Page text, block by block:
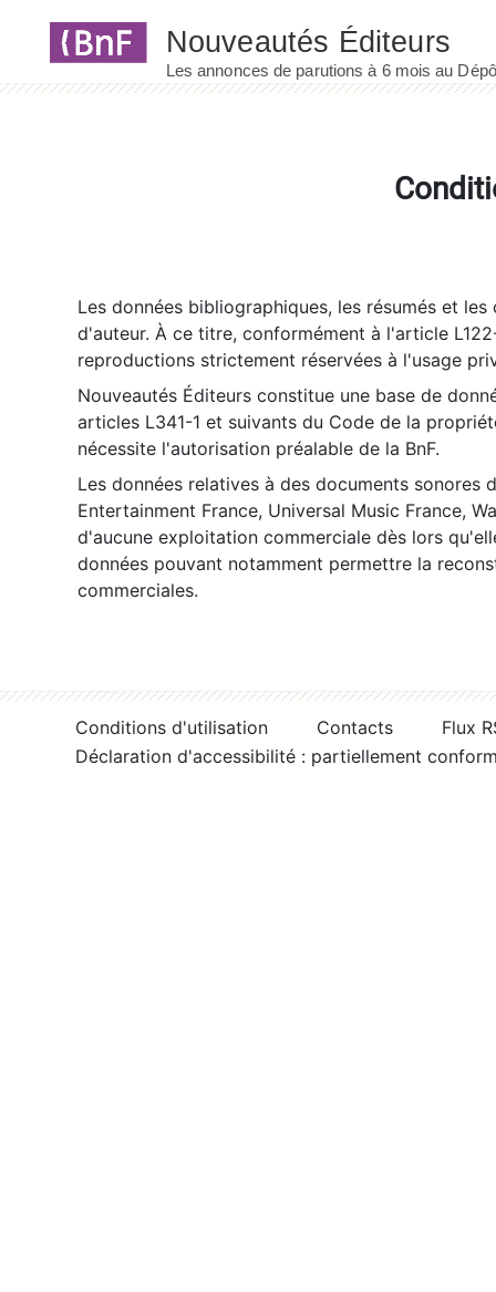
Les données bibliographiques, les résumés et
d'auteur. À ce titre, conformément à l'article
reproductions strictement réservées à l'usage
Nouveautés Éditeurs constitue une base de
articles L341-1 et suivants du Code de la
nécessite l'autorisation préalable de la BnF.
Les données relatives à des documents sonores
Entertainment France, Universal Music France,
d'aucune exploitation commerciale dès lors
données pouvant notamment permettre la
commerciales.
Conditions d'utilisation Contacts
Flux
Déclaration d'accessibilité : partiellement